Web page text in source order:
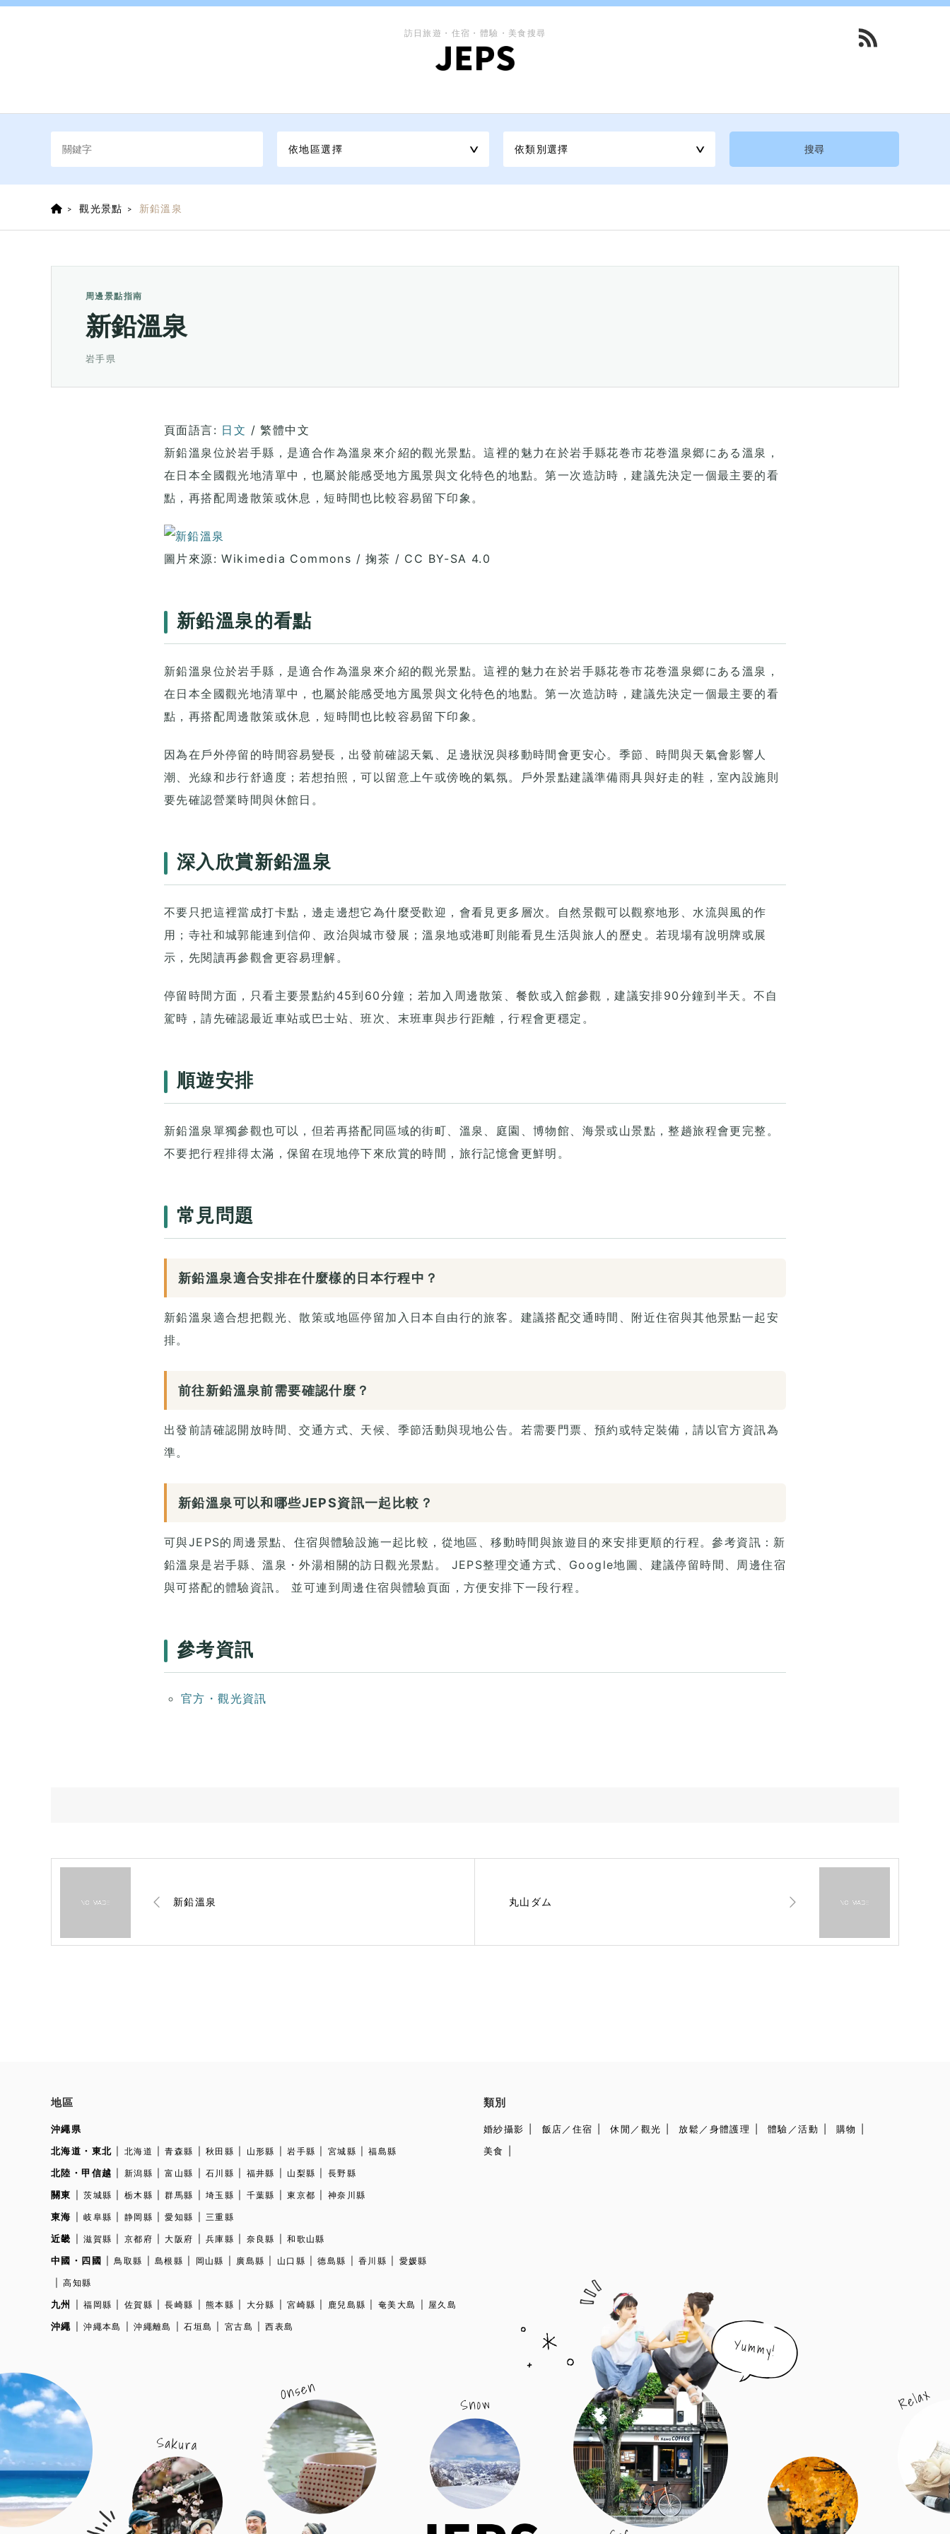
訪日旅遊・住宿・體驗・美食搜尋
依地區選擇 依類別選擇
觀光景點 新鉛溫泉
新鉛溫泉
岩手県
頁面語言: 日文 /繁體中文
新鉛溫泉位於岩手縣，是適合作為溫泉來介紹的觀光景點。這裡的魅力在於岩手縣花巻市花巻溫泉郷にある溫泉，
在日本全國觀光地清單中，也屬於能感受地方風景與文化特色的地點。第一次造訪時，建議先決定一個最主要的看
點，再搭配周邊散策或休息，短時間也比較容易留下印象。
圖片來源: Wikimedia Commons / 掬茶 / CC BY-SA 4.0
新鉛溫泉的看點
新鉛溫泉位於岩手縣，是適合作為溫泉來介紹的觀光景點。這裡的魅力在於岩手縣花巻市花巻溫泉郷にある溫泉，
在日本全國觀光地清單中，也屬於能感受地方風景與文化特色的地點。第一次造訪時，建議先決定一個最主要的看
點，再搭配周邊散策或休息，短時間也比較容易留下印象。
因為在戶外停留的時間容易變長，出發前確認天氣、足邊狀況與移動時間會更安心。季節、時間與天氣會影響人
潮、光線和步行舒適度；若想拍照，可以留意上午或傍晚的氣氛。戶外景點建議準備雨具與好走的鞋，室內設施則
要先確認營業時間與休館日。
深入欣賞新鉛溫泉
不要只把這裡當成打卡點，邊走邊想它為什麼受歡迎，會看見更多層次。自然景觀可以觀察地形、水流與風的作
用；寺社和城郭能連到信仰、政治與城市發展；溫泉地或港町則能看見生活與旅人的歷史。若現場有說明牌或展
示，先閱讀再參觀會更容易理解。
停留時間方面，只看主要景點約45到60分鐘；若加入周邊散策、餐飲或入館參觀，建議安排90分鐘到半天。不自
駕時，請先確認最近車站或巴士站、班次、末班車與步行距離，行程會更穩定。
順遊安排
新鉛溫泉單獨參觀也可以，但若再搭配同區域的街町、溫泉、庭園、博物館、海景或山景點，整趟旅程會更完整。
不要把行程排得太滿，保留在現地停下來欣賞的時間，旅行記憶會更鮮明。
常見問題
新鉛溫泉適合安排在什麼樣的日本行程中？
新鉛溫泉適合想把觀光、散策或地區停留加入日本自由行的旅客。建議搭配交通時間、附近住宿與其他景點一起安
排。
前往新鉛溫泉前需要確認什麼？
出發前請確認開放時間、交通方式、天候、季節活動與現地公告。若需要門票、預約或特定裝備，請以官方資訊為
準。
新鉛溫泉可以和哪些JEPS資訊一起比較？
可與JEPS的周邊景點、住宿與體驗設施一起比較，從地區、移動時間與旅遊目的來安排更順的行程。參考資訊：新
鉛溫泉是岩手縣、溫泉・外湯相關的訪日觀光景點。 JEPS整理交通方式、Google地圖、建議停留時間、周邊住宿
與可搭配的體驗資訊。 並可連到周邊住宿與體驗頁面，方便安排下一段行程。
參考資訊
官方・觀光資訊
新鉛溫泉 丸山ダム
地區
沖繩県
北海道・東北
北海道 青森縣 秋田縣 山形縣 岩手縣 宮城縣 福島縣
北陸・甲信越 新潟縣 富山縣 石川縣 福井縣 山梨縣 長野縣
關東 茨城縣 栃木縣 群馬縣 埼玉縣 千葉縣 東京都 神奈川縣
東海 岐阜縣 静岡縣 愛知縣 三重縣
近畿 滋賀縣 京都府 大阪府 兵庫縣 奈良縣 和歌山縣
中國・四國 鳥取縣 島根縣 岡山縣 廣島縣 山口縣 德島縣 香川縣 愛媛縣
高知縣
九州 福岡縣 佐賀縣 長崎縣 熊本縣 大分縣 宮崎縣 鹿兒島縣 奄美大島 屋久島
沖繩 沖繩本島 沖繩離島 石垣島 宮古島 西表島
類別
婚紗攝影 飯店／住宿 休閒／觀光 放鬆／身體護理 體驗／活動
購物
美食